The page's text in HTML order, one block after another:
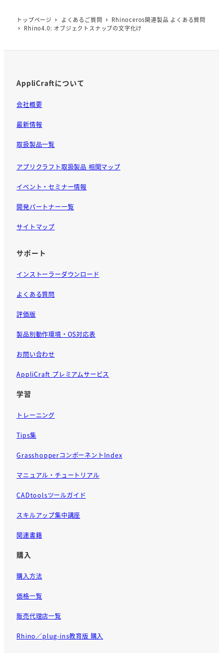
o
トップページ よくあるご質問
Rhinoceros関連製品 よくある質問
Rhino4.0: オブジェクトスナップの文字化け
AppliCraftについて
会社概要
最新情報
取扱製品一覧
アプリクラフト取扱製品 相関マップ
イベント・セミナー情報
開発パートナー一覧
サイトマップ
サポート
インストーラーダウンロード
よくある質問
評価版
製品別動作環境・OS対応表
お問い合わせ
AppliCraft プレミアムサービス
学習
トレーニング
Tips集
GrasshopperコンポーネントIndex
マニュアル・チュートリアル
CADtoolsツールガイド
スキルアップ集中講座
関連書籍
購入
購入方法
価格一覧
販売代理店一覧
Rhino／plug-ins教育版 購入